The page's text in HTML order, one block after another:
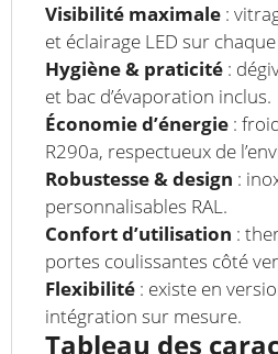
Visibilité maximale :
et éclairage LED sur
Hygiène & praticité :
et bac d’évaporation inclus.
Économie d’énergie :
R290a, respectueux de
Robustesse & design :
personnalisables RAL.
Confort d’utilisation :
portes coulissantes côté
Flexibilité : existe en
intégration sur mesure.
Tableau des